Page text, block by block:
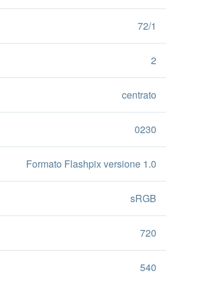
72/1
2
centrato
0230
Formato Flashpix versione 1.0
sRGB
720
540